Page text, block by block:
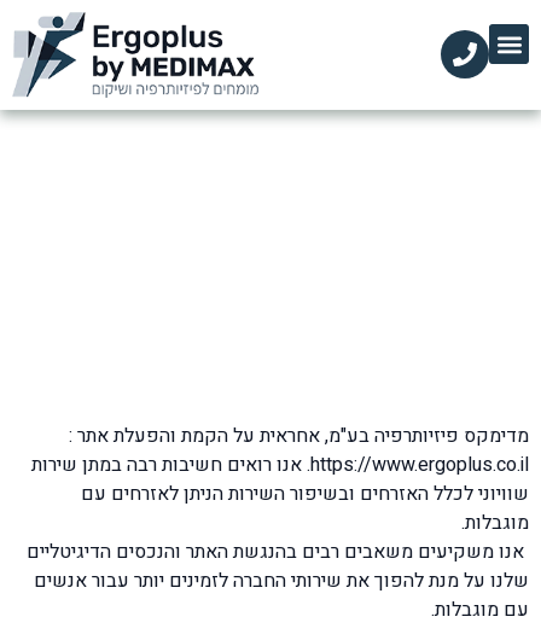
מדימקס פיזיותרפיה בע"מ, אחראית על הקמת והפעלת אתר :
https://www.ergoplus.co.il. אנו רואים חשיבות רבה במתן שירות
שוויוני לכלל האזרחים ובשיפור השירות הניתן לאזרחים עם
מוגבלות.
אנו משקיעים משאבים רבים בהנגשת האתר והנכסים הדיגיטליים
שלנו על מנת להפוך את שירותי החברה לזמינים יותר עבור אנשים
עם מוגבלות.